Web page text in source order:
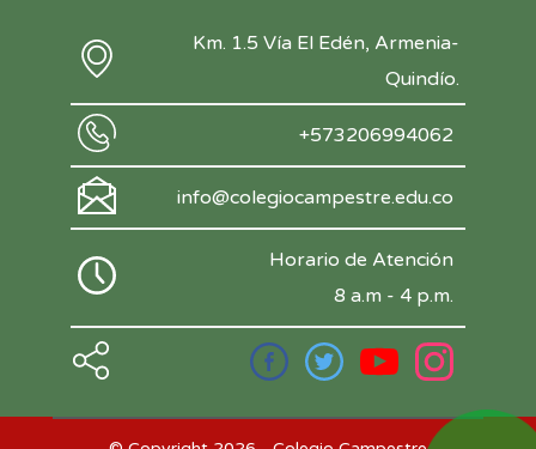
Km. 1.5 Vía El Edén, Armenia-
Quindío.
+573206994062
info@colegiocampestre.edu.co
Horario de Atención
8 a.m - 4 p.m.